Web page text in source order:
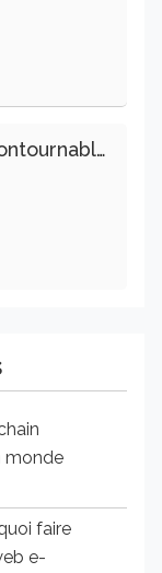
Les Clés Incontournables Pour Réussir Vos Transactions Immobilières
monde
faire
e-